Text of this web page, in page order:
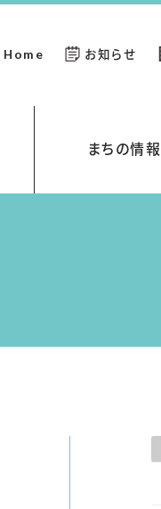
まちの情報
Home お知らせ